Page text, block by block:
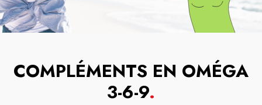
COMPLÉMENTS EN OMÉGA
3-6-9.